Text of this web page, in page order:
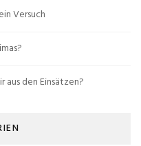
Versuch
aus den Einsätzen?